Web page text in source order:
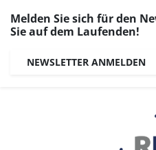
Melden Sie sich für den
Sie auf dem Laufenden!
NEWSLETTER ANMELDEN